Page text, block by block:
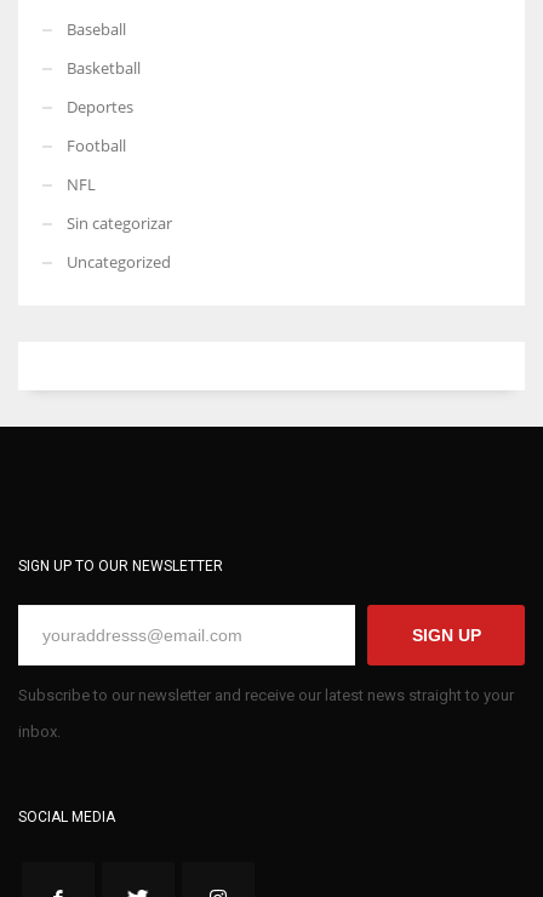
Baseball
Basketball
Deportes
Football
NFL
Sin categorizar
Uncategorized
SIGN UP TO OUR NEWSLETTER
SIGN UP
Subscribe to our newsletter and receive our latest news straight to your
inbox.
SOCIAL MEDIA